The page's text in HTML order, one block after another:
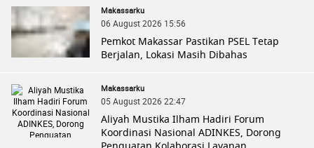
Makassarku
06 August 2026 15:56
Pemkot Makassar Pastikan PSEL Tetap
Berjalan, Lokasi Masih Dibahas
Makassarku
05 August 2026 22:47
Aliyah Mustika Ilham Hadiri Forum
Koordinasi Nasional ADINKES, Dorong